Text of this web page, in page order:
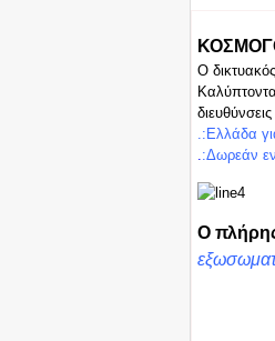
Ο
.:Ελλάδα
.:Δωρεάν
Ο